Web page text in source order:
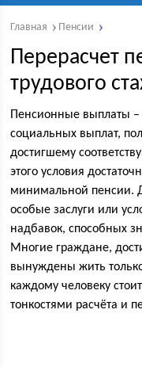
Главная Пенсии
Перерасчет
трудового
Пенсионные выплаты –
социальных выплат,
достигшему
этого условия
минимальной пенсии.
особые заслуги или
надбавок, способных
Многие граждане,
вынуждены жить
каждому человеку
тонкостями расчёта и